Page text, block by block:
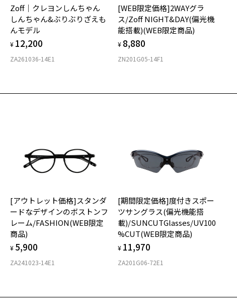
仕上がり寸法
D 仕上がりの横幅：約133mm
E 仕上がりの縦幅：約41mm
ウエリントン
フロント素材：メタル
安心3 かかり具合調整無料
フレームの歪みやかかり具合の調整・クリーニングは、全国の
Zoff店舗にていつでも対応いたします。
ご購入時に「レンズ交換券」をお選びいただくと、実店舗で度数を測定
のうえ、
度付きレンズ（標準セットレンズ）へ無料交換いただけます。
詳しくはこちら
実店舗で度数を測定いただけます
Zoff｜クレヨンしんちゃん
しんちゃん&ぶりぶりざえも
んモデル
¥ 12,200
ZA261036-14E1
[WEB限定価格]2WAYグラ
ス/Zoff NIGHT&DAY(偏光機
能搭載)(WEB限定商品)
¥ 8,880
ZN201G05-14F1
[アウトレット価格]スタンダ
ードなデザインのボストンフ
レーム/FASHION(WEB限定
商品)
¥ 5,900
ZA241023-14E1
[期間限定価格]度付きスポー
ツサングラス(偏光機能搭
載)/SUNCUTGlasses/UV100
%CUT(WEB限定商品)
¥ 11,970
ZA201G06-72E1